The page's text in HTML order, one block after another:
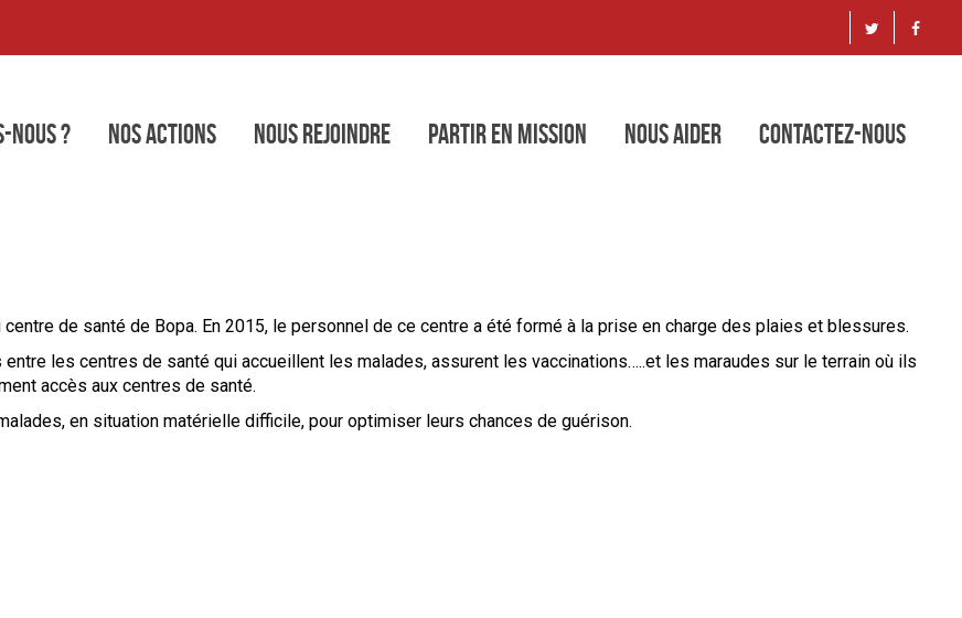
nous ? Nos actions Nous rejoindre Partir en mission Nous aider Contactez-nous
de santé de Bopa. En 2015, le personnel de ce centre a été formé à la prise en charge des plaies et blessures.
les centres de santé qui accueillent les malades, assurent les vaccinations…..et les maraudes sur le terrain où ils
accès aux centres de santé.
en situation matérielle difficile, pour optimiser leurs chances de guérison.